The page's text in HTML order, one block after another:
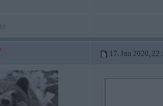
17. Jun 2020,